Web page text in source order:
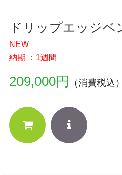
ドリップエッジベ
NEW
納期 ：1週間
209,000円 （消費税込）